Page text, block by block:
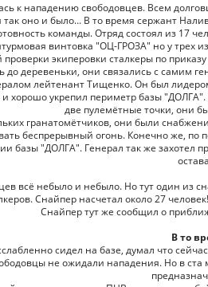
к нападению свободовцев. Всем
так оно и было... В то время сержант
команды. Отряд состоял из 17
винтовка "ОЦ-ГРОЗА" но у трех
проверки экиперовки сталкеры по
до деревеньки, они связались с самим
лейтенант Тищенко. Он был
хорошо укрепил периметр базы
две пулемётные точки, они
гранатомётчиков, они были
беспрерывный огонь. Конечно же,
базы "ДОЛГА". Генерал так же захотел
всё небыло и небыло. Но тут один из
Снайпер насчетал около 27
Снайпер тут же сообщил о
В то
сидел на базе, думал что
не ожидали нападения. Но в